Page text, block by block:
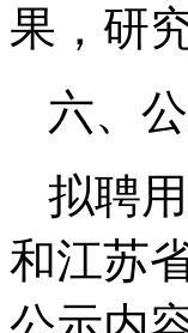
果，研
六、
拟聘
和江苏